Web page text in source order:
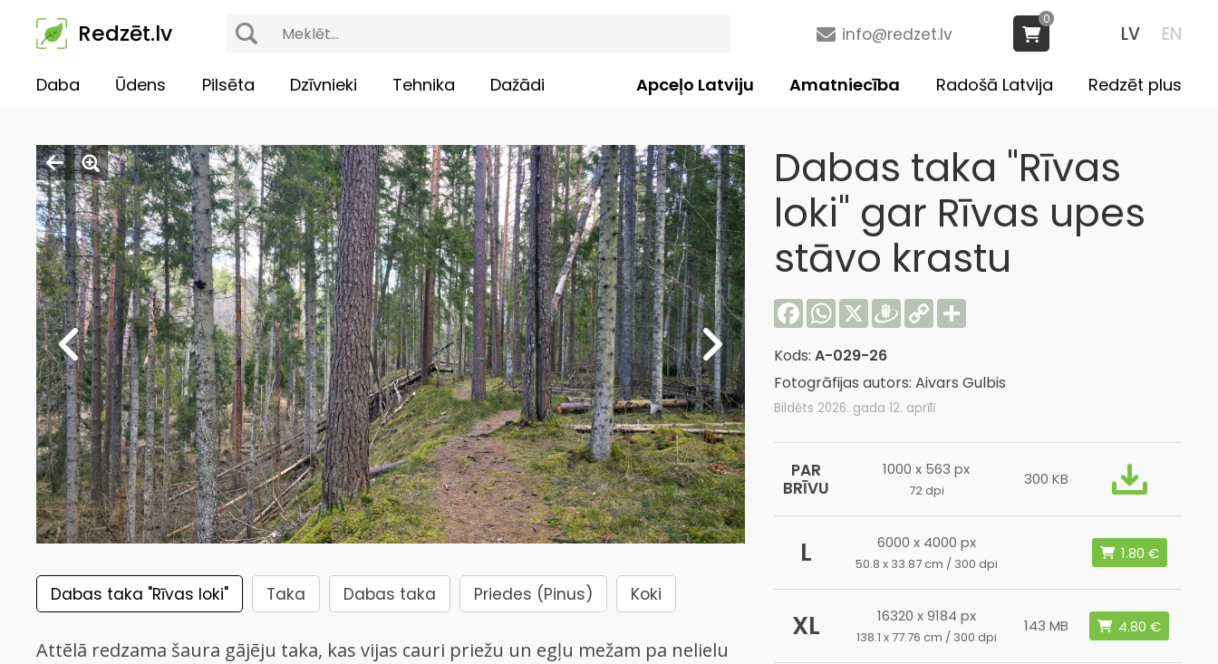
Redzēt.lv LV EN
info@redzet.lv
0
Daba Ūdens Pilsēta Dzīvnieki Tehnika Dažādi Redzēt plus
Radošā Latvija
Amatniecība
Apceļo Latviju
Dabas taka "Rīvas loki" Taka Dabas taka Priedes (Pinus) Koki
Attēlā redzama šaura gājēju taka, kas vijas cauri priežu un egļu mežam pa nelielu
Dabas taka "Rīvas
loki" gar Rīvas upes
stāvo krastu
Facebook
WhatsApp
X Draugiem
Copy
Link
Share
Kods: A-029-26
Fotogrāfijas autors: Aivars Gulbis
Bildēts 2026. gada 12. aprīlī
PAR
BRĪVU
1000 x 563 px
72 dpi
300 KB
L 6000 x 4000 px
50.8 x 33.87 cm / 300 dpi
XL 16320 x 9184 px
138.1 x 77.76 cm / 300 dpi
143 MB